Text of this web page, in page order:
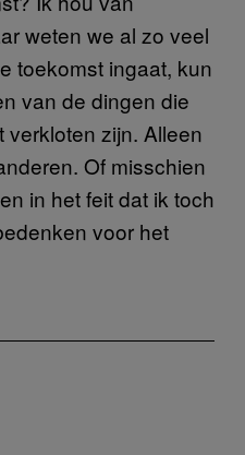
weten we al zo veel
toekomst ingaat, kun
van de dingen die
zijn. Alleen
Of misschien
in het feit dat ik toch
voor het